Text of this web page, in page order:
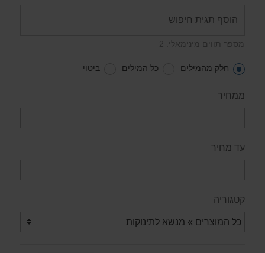
מספר תווים מינימאלי: 2
חלק מהמילים כל המילים ביטוי
ממחיר
עד מחיר
קטגוריה